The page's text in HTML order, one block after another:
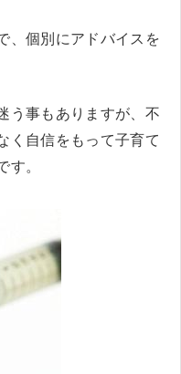
、個別にアドバイスを
う事もありますが、不
く自信をもって子育て
。